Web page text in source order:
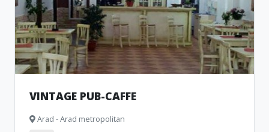
VINTAGE PUB-CAFFE
Arad - Arad metropolitan